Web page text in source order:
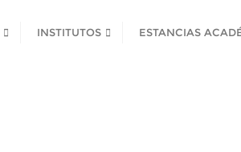
INSTITUTOS ESTANCIAS